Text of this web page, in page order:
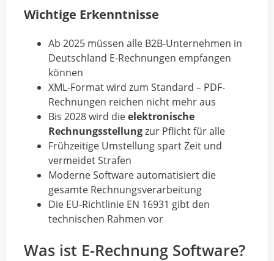
Wichtige Erkenntnisse
Ab 2025 müssen alle B2B-Unternehmen in
Deutschland E-Rechnungen empfangen
können
XML-Format wird zum Standard – PDF-
Rechnungen reichen nicht mehr aus
Bis 2028 wird dieelektronische
Rechnungsstellungzur Pflicht für alle
Frühzeitige Umstellung spart Zeit und
vermeidet Strafen
Moderne Software automatisiert die
gesamte Rechnungsverarbeitung
Die EU-Richtlinie EN 16931 gibt den
technischen Rahmen vor
Was ist E-Rechnung Software?